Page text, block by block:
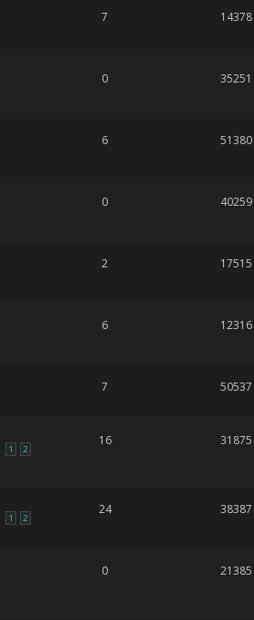
7 14378
0 35251
6 51380
0 40259
2 17515
6 12316
7 50537
1 2
16 31875
1 2
24 38387
0 21385